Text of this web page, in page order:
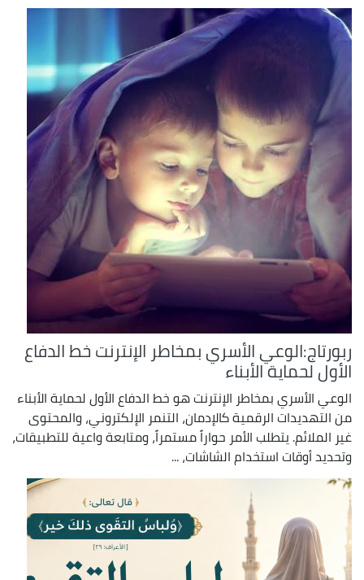
ربورتاج:الوعي الأسري بمخاطر الإنترنت خط الدفاع
الأول لحماية الأبناء
الوعي الأسري بمخاطر الإنترنت هو خط الدفاع الأول لحماية الأبناء
من التهديدات الرقمية كالإدمان، التنمر الإلكتروني، والمحتوى
غير الملائم. يتطلب الأمر حواراً مستمراً، ومتابعة واعية للتطبيقات،
وتحديد أوقات استخدام الشاشات، ...